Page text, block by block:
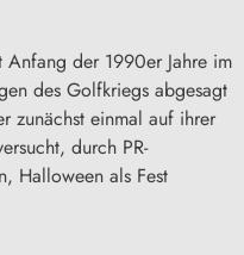
der 1990er Jahre im
des Golfkriegs abgesagt
zunächst einmal auf ihrer
durch PR-
Halloween als Fest